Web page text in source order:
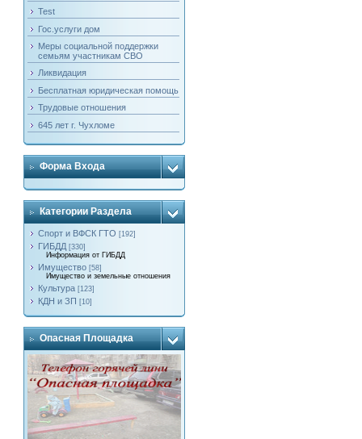
Test
Гос.услуги дом
Меры социальной поддержки
семьям участникам СВО
Ликвидация
Бесплатная юридическая помощь
Трудовые отношения
645 лет г. Чухломе
Форма Входа
Категории Раздела
Спорт и ВФСК ГТО [192]
ГИБДД [330]
Информация от ГИБДД
Имущество [58]
Имущество и земельные отношения
Культура [123]
КДН и ЗП [10]
Опасная Площадка